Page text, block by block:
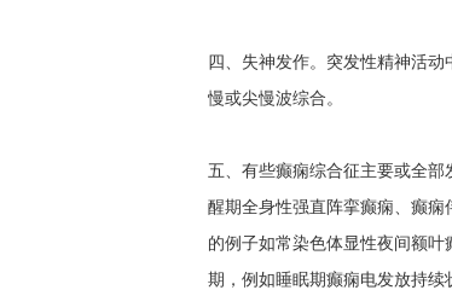
四、失神发作。突发性精神活
慢或尖慢波综合。
五、有些癫痫综合征主要或全部
醒期全身性强直阵挛癫痫、癫
的例子如常染色体显性夜间额
期，例如睡眠期癫痫电发放持续